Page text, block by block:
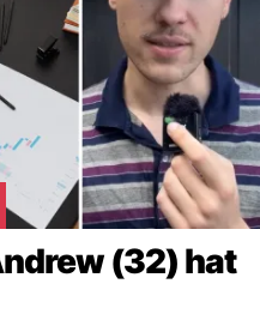
(32) hat